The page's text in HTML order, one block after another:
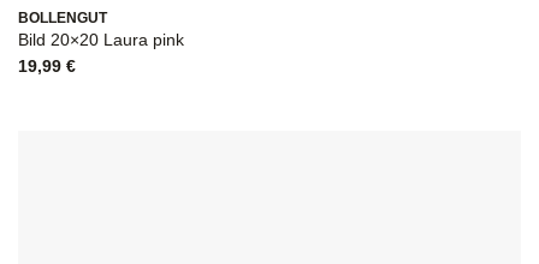
BOLLENGUT
Bild 20×20 Laura pink
19,99 €